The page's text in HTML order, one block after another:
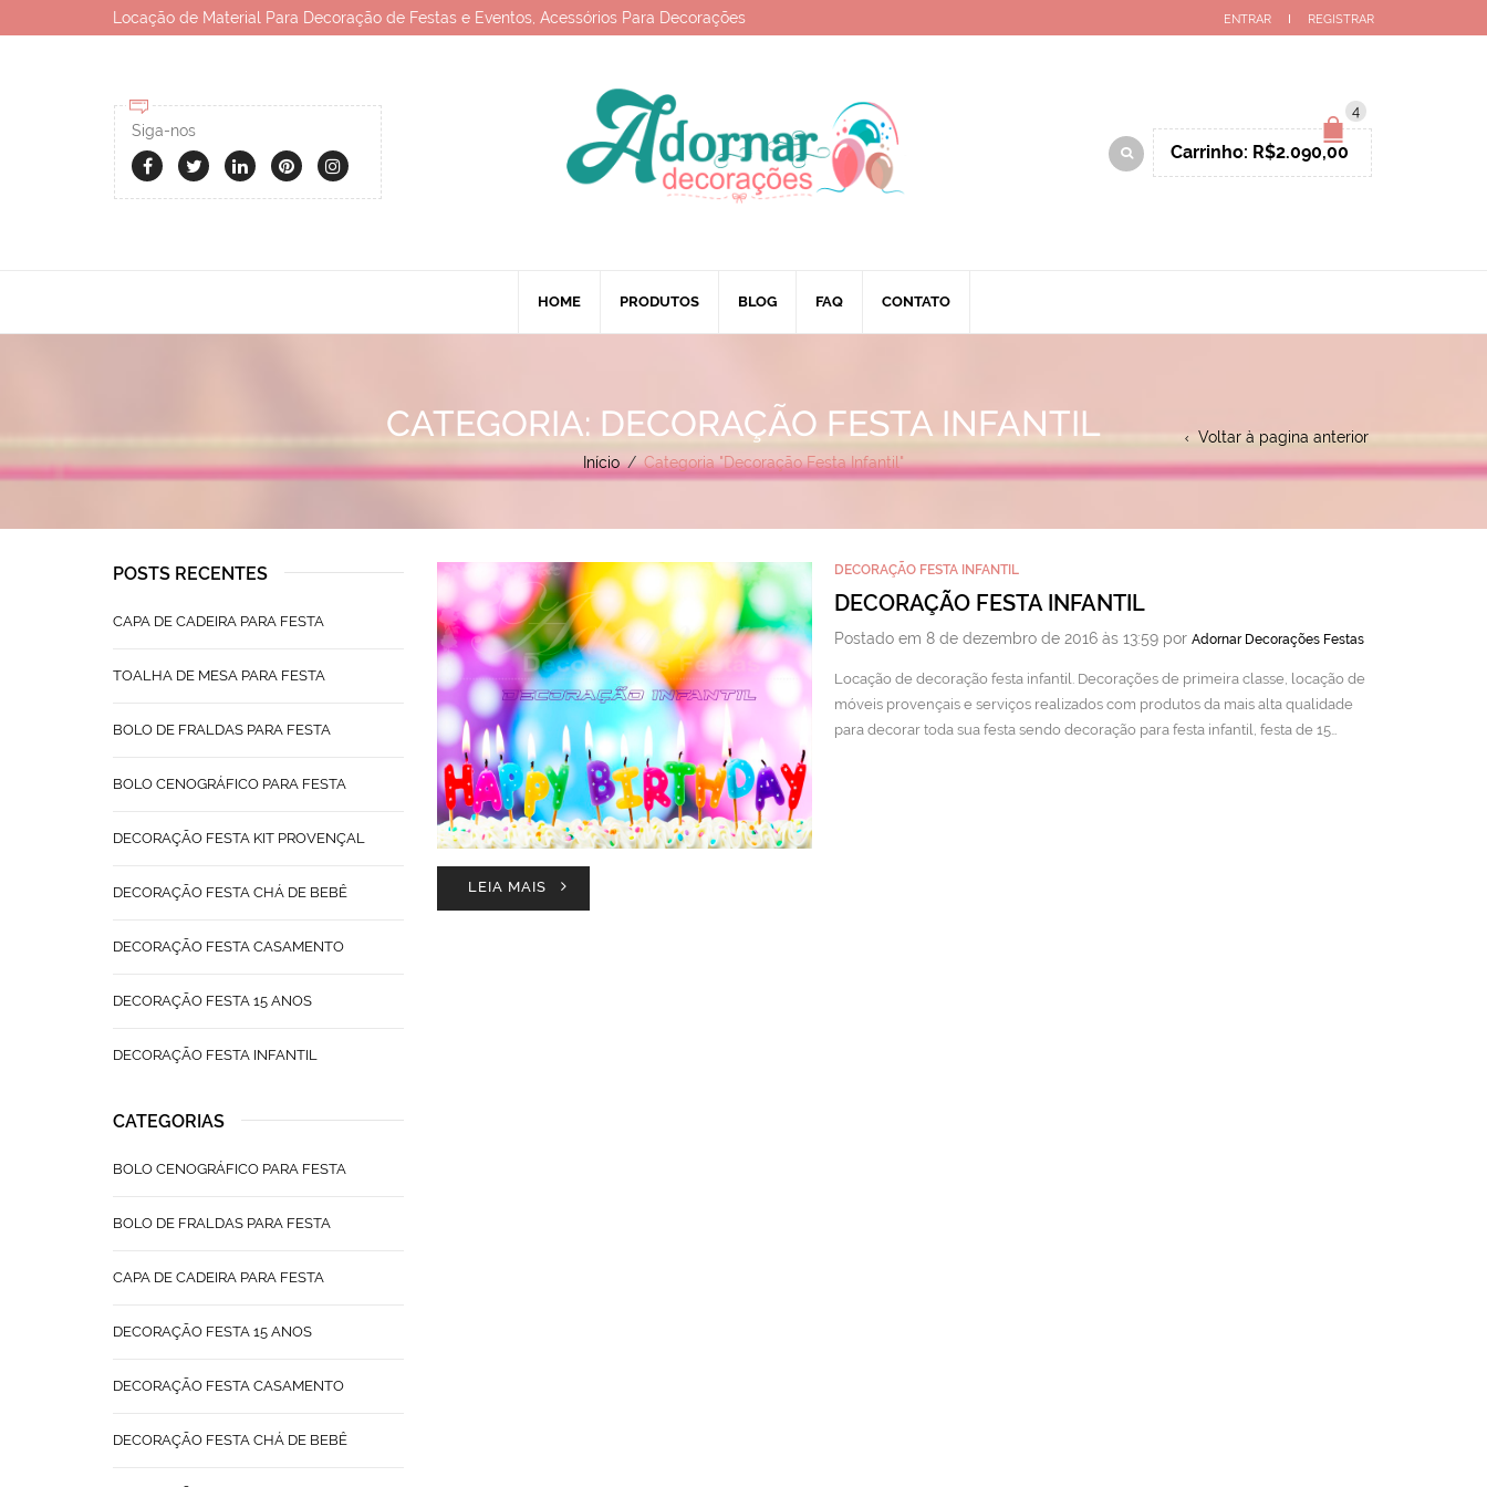
Locação de Material Para Decoração de Festas e Eventos, Acessórios Para Decorações ENTRAR REGISTRAR
Siga-nos
4
Carrinho: R$2.090,00
HOME PRODUTOS BLOG FAQ CONTATO
CATEGORIA: DECORAÇÃO FESTA INFANTIL
Início / Categoria "Decoração Festa Infantil"
Voltar à pagina anterior
DECORAÇÃO FESTA INFANTIL
DECORAÇÃO FESTA INFANTIL
Postado em 8 de dezembro de 2016 às 13:59 por Adornar Decorações Festas
Locação de decoração festa infantil. Decorações de primeira classe, locação de
móveis provençais e serviços realizados com produtos da mais alta qualidade
para decorar toda sua festa sendo decoração para festa infantil, festa de 15…
LEIA MAIS
POSTS RECENTES
CAPA DE CADEIRA PARA FESTA
TOALHA DE MESA PARA FESTA
BOLO DE FRALDAS PARA FESTA
BOLO CENOGRÁFICO PARA FESTA
DECORAÇÃO FESTA KIT PROVENÇAL
DECORAÇÃO FESTA CHÁ DE BEBÊ
DECORAÇÃO FESTA CASAMENTO
DECORAÇÃO FESTA 15 ANOS
DECORAÇÃO FESTA INFANTIL
CATEGORIAS
BOLO CENOGRÁFICO PARA FESTA
BOLO DE FRALDAS PARA FESTA
CAPA DE CADEIRA PARA FESTA
DECORAÇÃO FESTA 15 ANOS
DECORAÇÃO FESTA CASAMENTO
DECORAÇÃO FESTA CHÁ DE BEBÊ